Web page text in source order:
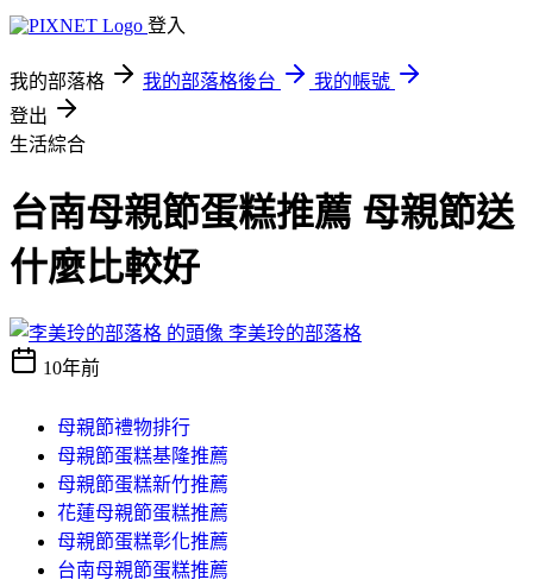
登入
我的部落格 我的部落格後台
我的帳號
登出
生活綜合
台南母親節蛋糕推薦 母親節送
什麼比較好
李美玲的部落格
10年前
母親節禮物排行
母親節蛋糕基隆推薦
母親節蛋糕新竹推薦
花蓮母親節蛋糕推薦
母親節蛋糕彰化推薦
台南母親節蛋糕推薦